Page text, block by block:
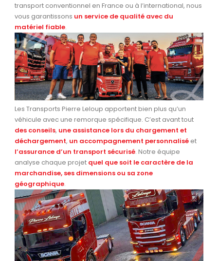
transport conventionnel en France ou à l’international, nous
vous garantissons un service de qualité avec du
matériel fiable.
Les Transports Pierre Leloup apportent bien plus qu’un
véhicule avec une remorque spécifique. C’est avant tout
des conseils, une assistance lors du chargement et
déchargement, un accompagnement personnalisé et
l’assurance d’un transport sécurisé. Notre équipe
analyse chaque projet quel que soit le caractère de la
marchandise, ses dimensions ou sa zone
géographique.